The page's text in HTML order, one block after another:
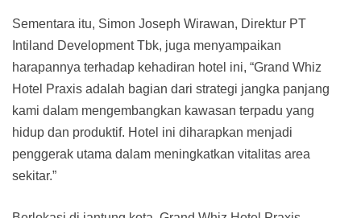
Sementara itu, Simon Joseph Wirawan, Direktur PT
Intiland Development Tbk, juga menyampaikan
harapannya terhadap kehadiran hotel ini, “Grand Whiz
Hotel Praxis adalah bagian dari strategi jangka panjang
kami dalam mengembangkan kawasan terpadu yang
hidup dan produktif. Hotel ini diharapkan menjadi
penggerak utama dalam meningkatkan vitalitas area
sekitar.”